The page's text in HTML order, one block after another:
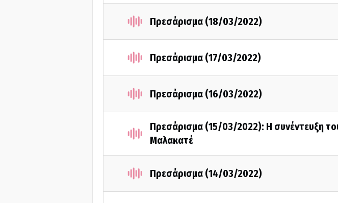
Πρεσάρισμα (18/03/2022)
Πρεσάρισμα (17/03/2022)
Πρεσάρισμα (16/03/2022)
Πρεσάρισμα (15/03/2022): Η συνέντευξη
Μαλακατέ
Πρεσάρισμα (14/03/2022)